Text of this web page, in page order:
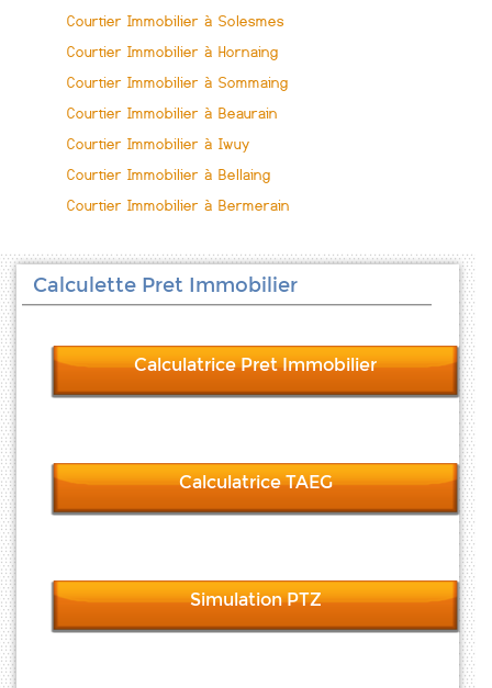
Courtier Immobilier à Solesmes
Courtier Immobilier à Hornaing
Courtier Immobilier à Sommaing
Courtier Immobilier à Beaurain
Courtier Immobilier à Iwuy
Courtier Immobilier à Bellaing
Courtier Immobilier à Bermerain
Calculette Pret Immobilier
Calculatrice Pret Immobilier
Calculatrice TAEG
Simulation PTZ